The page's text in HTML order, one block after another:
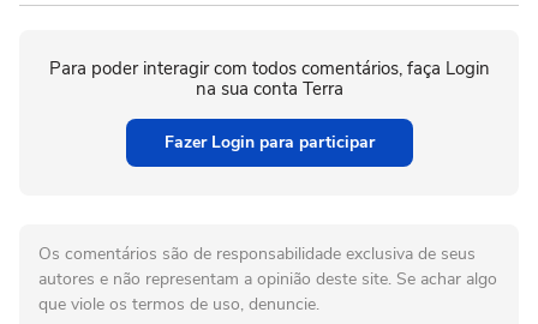
Para poder interagir com todos comentários, faça Login
na sua conta Terra
Fazer Login para participar
Os comentários são de responsabilidade exclusiva de seus
autores e não representam a opinião deste site. Se achar algo
que viole os termos de uso, denuncie.